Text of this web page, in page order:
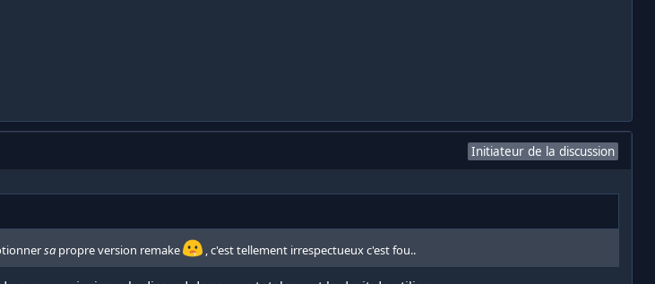
Initiateur de la discussion
sa propre version remake , c'est tellement irrespectueux c'est fou..